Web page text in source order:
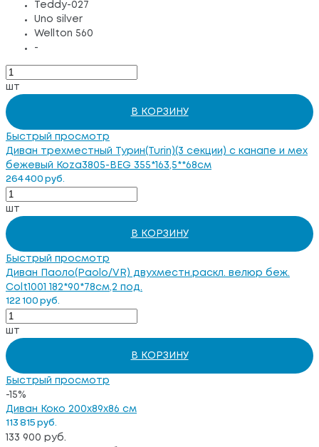
Teddy-027
Uno silver
Wellton 560
-
шт
В КОРЗИНУ
Быстрый просмотр
Диван трехместный Турин(Turin)(3 секции) с канапе и мех
бежевый Koza3805-BEG 355*163,5**68см
264 400 руб.
шт
В КОРЗИНУ
Быстрый просмотр
Диван Паоло(Paolo/VR) двухместн.раскл. велюр беж.
Colt1001 182*90*78см,2 под.
122 100 руб.
шт
В КОРЗИНУ
Быстрый просмотр
-15%
Диван Коко 200x89x86 см
113 815 руб.
133 900 руб.